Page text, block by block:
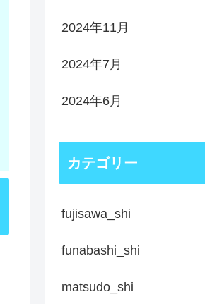
2024年11月
2024年7月
2024年6月
カテゴリー
fujisawa_shi
funabashi_shi
matsudo_shi